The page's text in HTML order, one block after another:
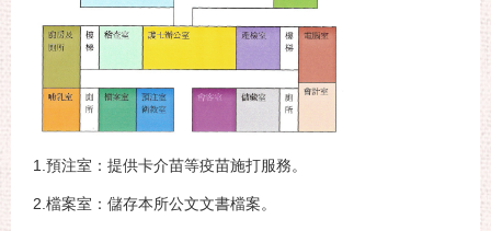
1.預注室：提供卡介苗等疫苗施打服務。
2.檔案室：儲存本所公文文書檔案。